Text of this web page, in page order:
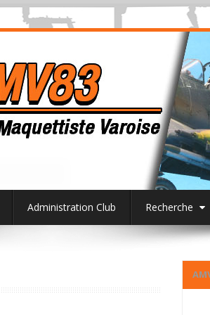
Administration Club Recherche